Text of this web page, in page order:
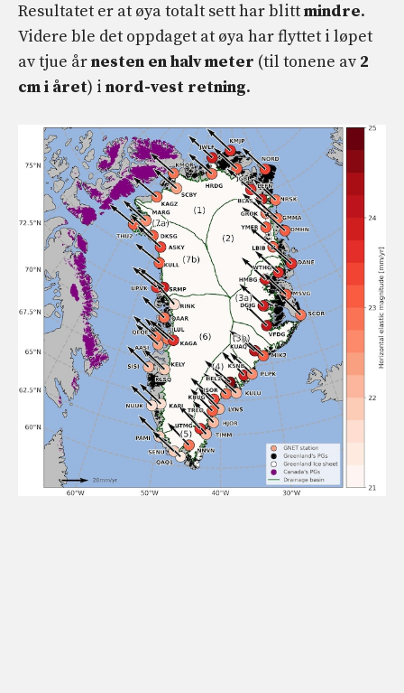
Resultatet er at øya totalt sett har blittmindre.
Videre ble det oppdaget at øya har flyttet i løpet
av tjue årnesten en halv meter (til tonene av 2
cm i året) i nord-vest retning.